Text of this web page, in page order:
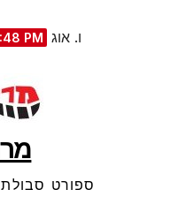
ו. אוג 7th, 2026 PM
ספורט